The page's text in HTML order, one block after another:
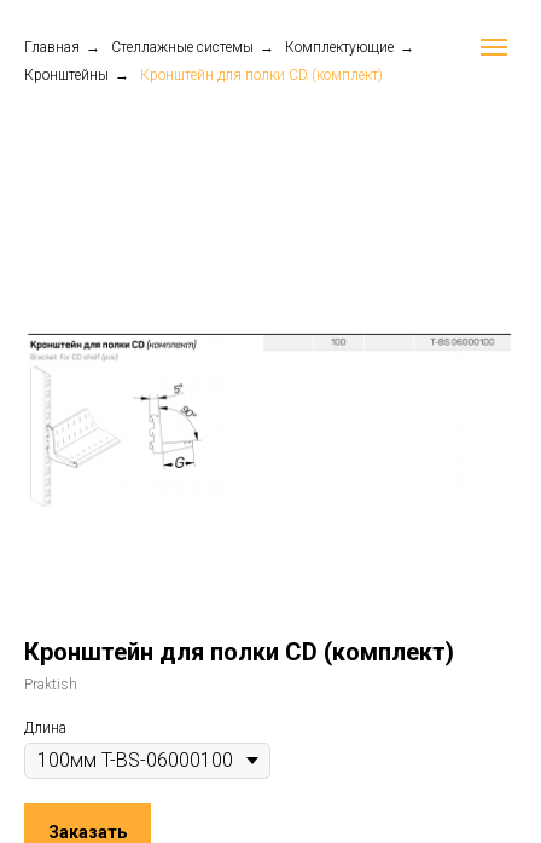
Главная → Стеллажные системы → Комплектующие →
Кронштейны → Кронштейн для полки CD (комплект)
Кронштейн для полки CD (комплект)
Praktish
Длина
Заказать